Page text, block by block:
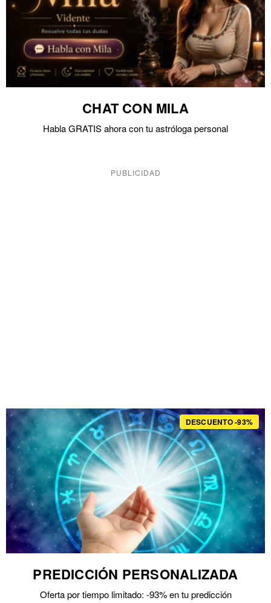
CHAT CON MILA
Habla GRATIS ahora con tu astróloga personal
DESCUENTO -93%
PREDICCIÓN PERSONALIZADA
Oferta por tiempo limitado: -93% en tu predicción